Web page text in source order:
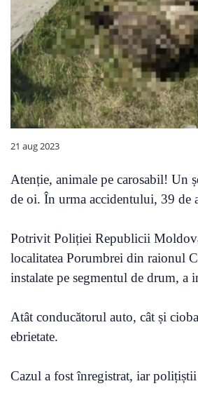
21 aug 2023
Atenție, animale pe carosabil! Un
de oi. În urma accidentului, 39 de
Potrivit Poliției Republicii
localitatea Porumbrei din raionul
instalate pe segmentul de drum, a
Atât conducătorul auto, cât și
ebrietate.
Cazul a fost înregistrat, iar